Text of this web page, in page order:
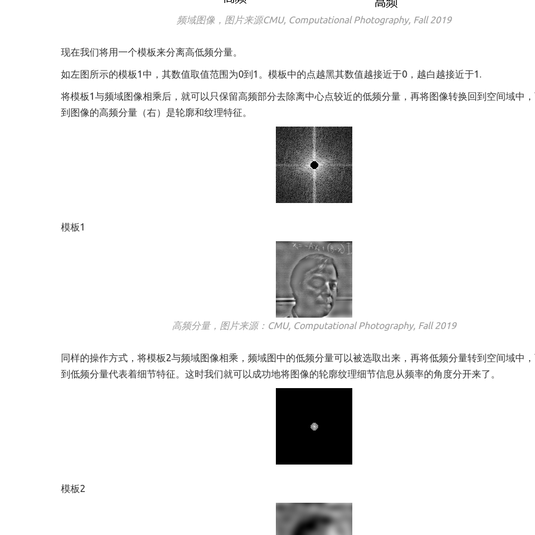
频域图像，图片来源CMU, Computational Photography, Fall 2019
现在我们将用一个模板来分离高低频分量。
如左图所示的模板1中，其数值取值范围为0到1。模板中的点越黑其数值越接近于0，越白越接近于1.
将模板1与频域图像相乘后，就可以只保留高频部分去除离中心点较近的低频分量，再将图像转换回到空间域中
到图像的高频分量（右）是轮廓和纹理特征。
模板1
高频分量，图片来源：CMU, Computational Photography, Fall 2019
同样的操作方式，将模板2与频域图像相乘，频域图中的低频分量可以被选取出来，再将低频分量转到空间域中
到低频分量代表着细节特征。这时我们就可以成功地将图像的轮廓纹理细节信息从频率的角度分开来了。
模板2